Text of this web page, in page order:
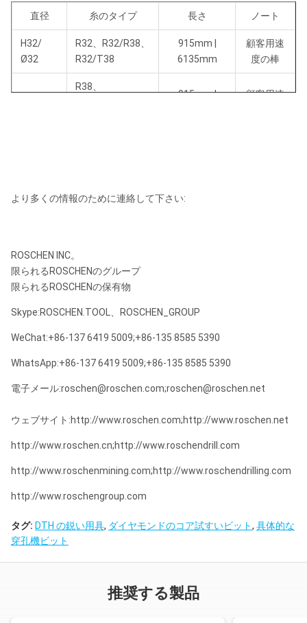
54mm、57mm、64mm、76mm;
T38
64mm、T70mm、76mm、89mm、102mm、
127mm;
T45 76mm、89mm、102mm、115mm
GT60
118mm、127mm、130mm、133mm、
直径 糸のタイプ 長さ ノート
H32/
Ø32
R32、R32/R38、
R32/T38
915mm |
6135mm
顧客用速
度の棒
R38、
915mm |
顧客用速
Ø45 T45および他
6135mm
GT60 GT60糸
より多くの情報のために連絡して下さい:
ROSCHEN INC。
限られるROSCHENのグループ
限られるROSCHENの保有物
Skype:ROSCHEN.TOOL、ROSCHEN_GROUP
WeChat:+86-137 6419 5009;+86-135 8585 5390
WhatsApp:+86-137 6419 5009;+86-135 8585 5390
電子メール:roschen@roschen.com;roschen@roschen.net
ウェブサイト:http://www.roschen.com;http://www.roschen.net
http://www.roschen.cn;http://www.roschendrill.com
http://www.roschenmining.com;http://www.roschendrilling.com
http://www.roschengroup.com
タグ: DTH の鋭い用具, ダイヤモンドのコア試すいビット, 具体的な
穿孔機ビット
推奨する製品